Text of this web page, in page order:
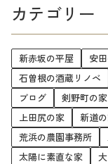
カテゴリー
新赤坂の平屋 安
石曽根の酒蔵リノベ
ブログ
剣野町の家
上田尻の家
新道
荒浜の農園事務所
太陽に素直な家